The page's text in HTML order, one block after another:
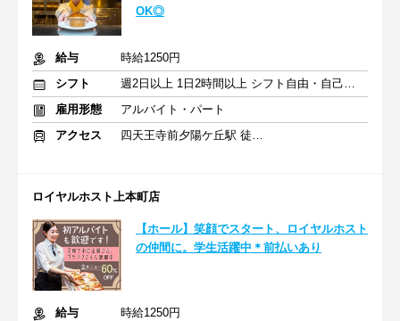
OK◎
給与
時給1250円
シフト
週2日以上 1日2時間以上 シフト自由・自己申告
雇用形態
アルバイト・パート
アクセス
四天王寺前夕陽ケ丘駅 徒歩5分
ロイヤルホスト上本町店
【ホール】笑顔でスタート、ロイヤルホスト
の仲間に。学生活躍中＊前払いあり
給与
時給1250円